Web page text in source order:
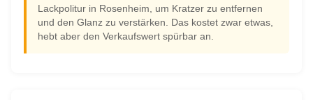
Lackpolitur in Rosenheim, um Kratzer zu entfernen
und den Glanz zu verstärken. Das kostet zwar etwas,
hebt aber den Verkaufswert spürbar an.